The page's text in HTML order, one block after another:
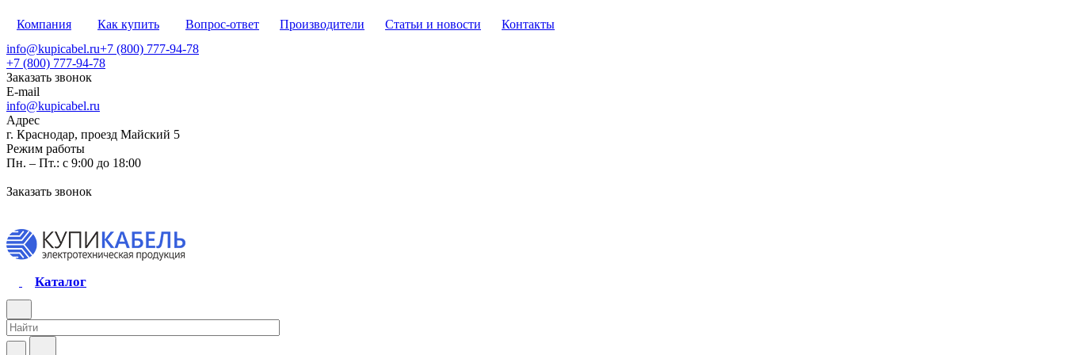
Компания Как купить Вопрос-ответ Производители Статьи и новости
Контакты
info@kupicabel.ru+7 (800) 777-94-78
+7 (800) 777-94-78
Заказать звонок
E-mail
info@kupicabel.ru
Адрес
г. Краснодар, проезд Майский 5
Режим работы
Пн. – Пт.: с 9:00 до 18:00
Заказать звонок
Каталог